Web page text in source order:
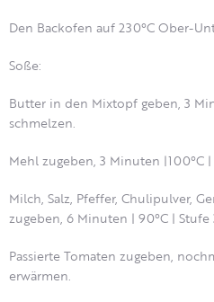
Den Backofen auf 230°C Ober-
Soße:
Butter in den Mixtopf geben, 3
schmelzen.
Mehl zugeben, 3 Minuten |100°C
Milch, Salz, Pfeffer, Chulipulver,
zugeben, 6 Minuten | 90°C | Stufe
Passierte Tomaten zugeben,
erwärmen.